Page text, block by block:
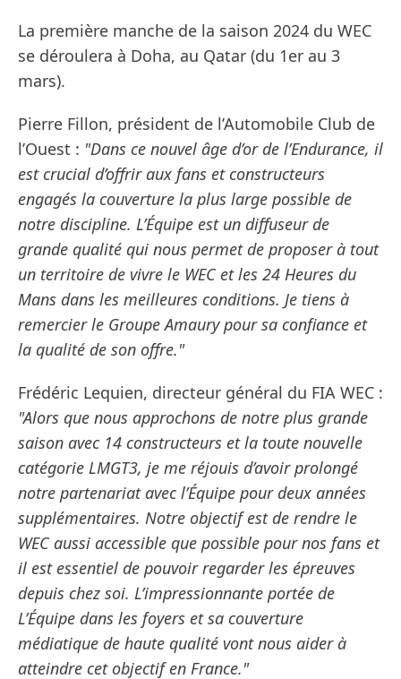
La première manche de la saison 2024 du WEC
se déroulera à Doha, au Qatar (du 1er au 3
mars).
Pierre Fillon, président de l’Automobile Club de
l’Ouest : "Dans ce nouvel âge d’or de l’Endurance, il
est crucial d’offrir aux fans et constructeurs
engagés la couverture la plus large possible de
notre discipline. L’Équipe est un diffuseur de
grande qualité qui nous permet de proposer à tout
un territoire de vivre le WEC et les 24 Heures du
Mans dans les meilleures conditions. Je tiens à
remercier le Groupe Amaury pour sa confiance et
la qualité de son offre."
Frédéric Lequien, directeur général du FIA WEC :
"Alors que nous approchons de notre plus grande
saison avec 14 constructeurs et la toute nouvelle
catégorie LMGT3, je me réjouis d’avoir prolongé
notre partenariat avec l’Équipe pour deux années
supplémentaires. Notre objectif est de rendre le
WEC aussi accessible que possible pour nos fans et
il est essentiel de pouvoir regarder les épreuves
depuis chez soi. L’impressionnante portée de
L’Équipe dans les foyers et sa couverture
médiatique de haute qualité vont nous aider à
atteindre cet objectif en France."